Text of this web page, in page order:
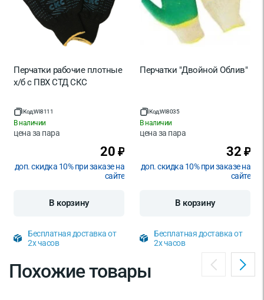
Перчатки рабочие плотные
х/б с ПВХ СТД СКС
Код:WI8111
В наличии
цена за пара
20 ₽
доп. скидка 10% при заказе на
сайте
В корзину
Бесплатная доставка от
2х часов
Перчатки "Двойной Облив"
Код:WI8035
В наличии
цена за пара
32 ₽
доп. скидка 10% при заказе на
сайте
В корзину
Бесплатная доставка от
2х часов
Похожие товары